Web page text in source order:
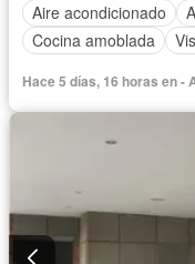
Aire acondicionado
Cocina amoblada
Hace 5 días, 16 horas en -